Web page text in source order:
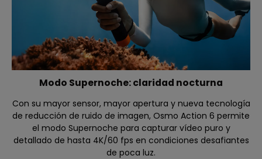
Modo Supernoche: claridad nocturna
Con su mayor sensor, mayor apertura y nueva tecnología
de reducción de ruido de imagen, Osmo Action 6 permite
el modo Supernoche para capturar vídeo puro y
detallado de hasta 4K/60 fps en condiciones desafiantes
de poca luz.